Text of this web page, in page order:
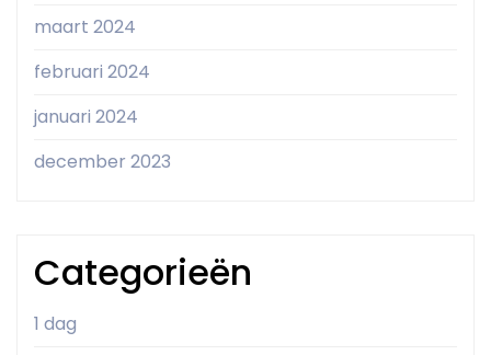
maart 2024
februari 2024
januari 2024
december 2023
Categorieën
1 dag